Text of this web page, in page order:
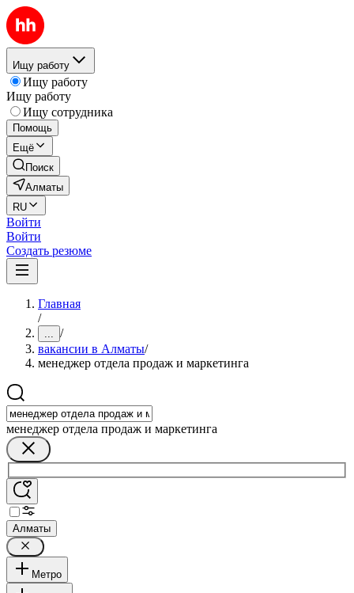
Ищу работу
Ищу работу
Ищу работу
Ищу сотрудника
Помощь
Ещё
Поиск
Алматы
RU
Войти
Войти
Создать резюме
Главная
/
... /
вакансии в Алматы/
менеджер отдела продаж и маркетинга
менеджер отдела продаж и маркетинга
Алматы
Метро